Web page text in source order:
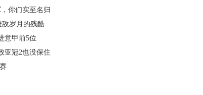
你们实至名归
敌岁月的残酷
意甲前5位
亚冠2也没保住